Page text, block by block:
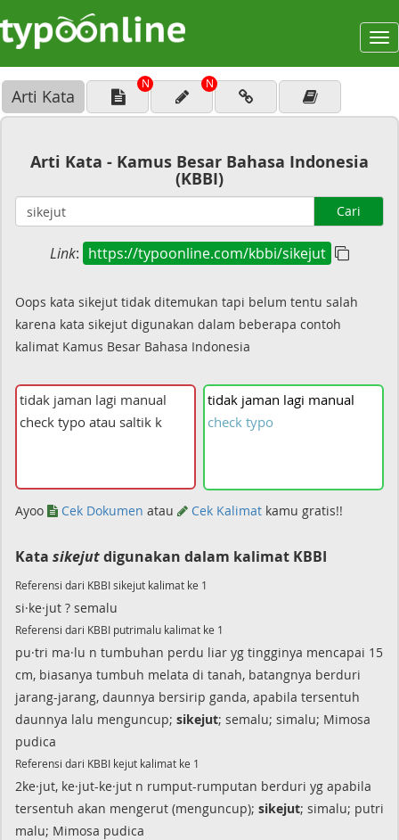
Arti Kata
N N
Arti Kata - Kamus Besar Bahasa Indonesia
(KBBI)
Cari
Link: https://typoonline.com/kbbi/sikejut
Oops kata sikejut tidak ditemukan tapi belum tentu salah
karena kata sikejut digunakan dalam beberapa contoh
kalimat Kamus Besar Bahasa Indonesia
tidak jaman lagi manual
check typo
Ayoo Cek Dokumen atau Cek Kalimat kamu gratis!!
Kata sikejutdigunakan dalam kalimat KBBI
Referensi dari KBBI sikejut kalimat ke 1
si·ke·jut ? semalu
Referensi dari KBBI putrimalu kalimat ke 1
pu·tri ma·lu n tumbuhan perdu liar yg tingginya mencapai 15
cm, biasanya tumbuh melata di tanah, batangnya berduri
jarang-jarang, daunnya bersirip ganda, apabila tersentuh
daunnya lalu menguncup; sikejut; semalu; simalu; Mimosa
pudica
Referensi dari KBBI kejut kalimat ke 1
2ke·jut, ke·jut-ke·jut n rumput-rumputan berduri yg apabila
tersentuh akan mengerut (menguncup); sikejut; simalu; putri
malu; Mimosa pudica